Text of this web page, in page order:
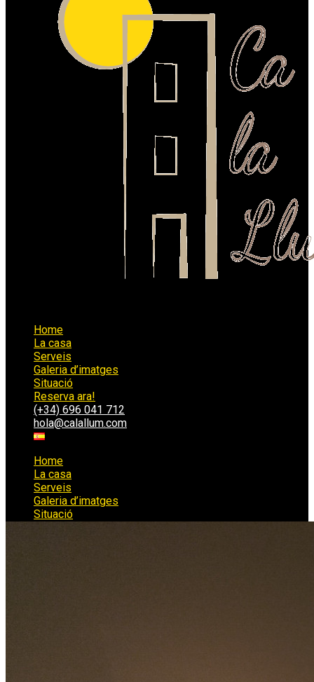
Home
La casa
Serveis
Galeria d’imatges
Situació
Reserva ara!
(+34) 696 041 712
hola@calallum.com
Home
La casa
Serveis
Galeria d’imatges
Situació